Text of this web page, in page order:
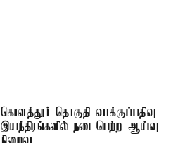
கொளத்தூர் தொகுதி வாக்குப்பதிவு
இயந்திரங்களில் நடைபெற்ற ஆய்வு